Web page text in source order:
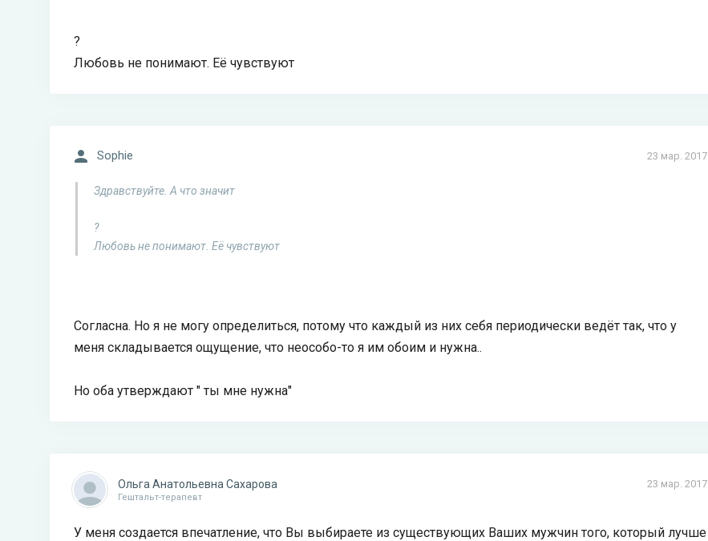
?
Любовь не понимают. Её чувствуют
23 мар. 2017
Sophie
Здравствуйте. А что значит
?
Любовь не понимают. Её чувствуют
Согласна. Но я не могу определиться, потому что каждый из них себя периодически ведёт так, что у
меня складывается ощущение, что неособо-то я им обоим и нужна..
Но оба утверждают " ты мне нужна"
23 мар. 2017
Ольга Анатольевна Сахарова
Гештальт-терапевт
У меня создается впечатление, что Вы выбираете из существующих Ваших мужчин того, который лучше